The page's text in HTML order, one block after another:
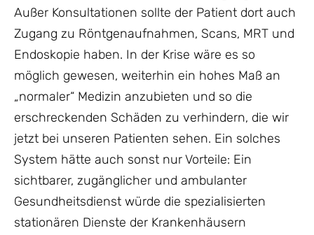
Außer Konsultationen sollte der Patient dort auch
Zugang zu Röntgenaufnahmen, Scans, MRT und
Endoskopie haben. In der Krise wäre es so
möglich gewesen, weiterhin ein hohes Maß an
„normaler“ Medizin anzubieten und so die
erschreckenden Schäden zu verhindern, die wir
jetzt bei unseren Patienten sehen. Ein solches
System hätte auch sonst nur Vorteile: Ein
sichtbarer, zugänglicher und ambulanter
Gesundheitsdienst würde die spezialisierten
stationären Dienste der Krankenhäusern